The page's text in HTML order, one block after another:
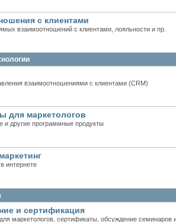
с клиентами
взаимоотношений с клиентами, лояльности и пр.
взаимоотношениями с клиентами (CRM)
для маркетологов
и другие программные продукты
интернете
и сертификация
маркетологов, сертификаты, обсуждение семинаров